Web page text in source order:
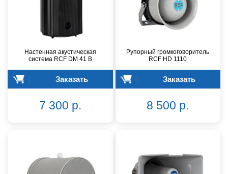
Настенная акустическая
система RCF DM 41 B
Заказать
7 300 р.
Рупорный громкоговоритель
RCF HD 1110
Заказать
8 500 р.